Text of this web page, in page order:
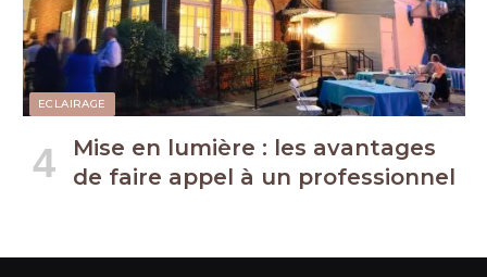
ECLAIRAGE
Mise en lumière : les avantages
de faire appel à un professionnel